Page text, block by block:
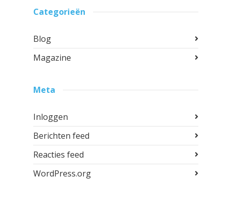
Categorieën
Blog
Magazine
Meta
Inloggen
Berichten feed
Reacties feed
WordPress.org